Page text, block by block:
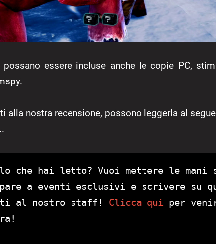
possano essere incluse anche le copie PC,
alla nostra recensione, possono leggerla al
che hai letto? Vuoi mettere le mani
a eventi esclusivi e scrivere su
al nostro staff! Clicca qui per